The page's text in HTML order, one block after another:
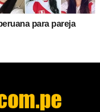
para pareja